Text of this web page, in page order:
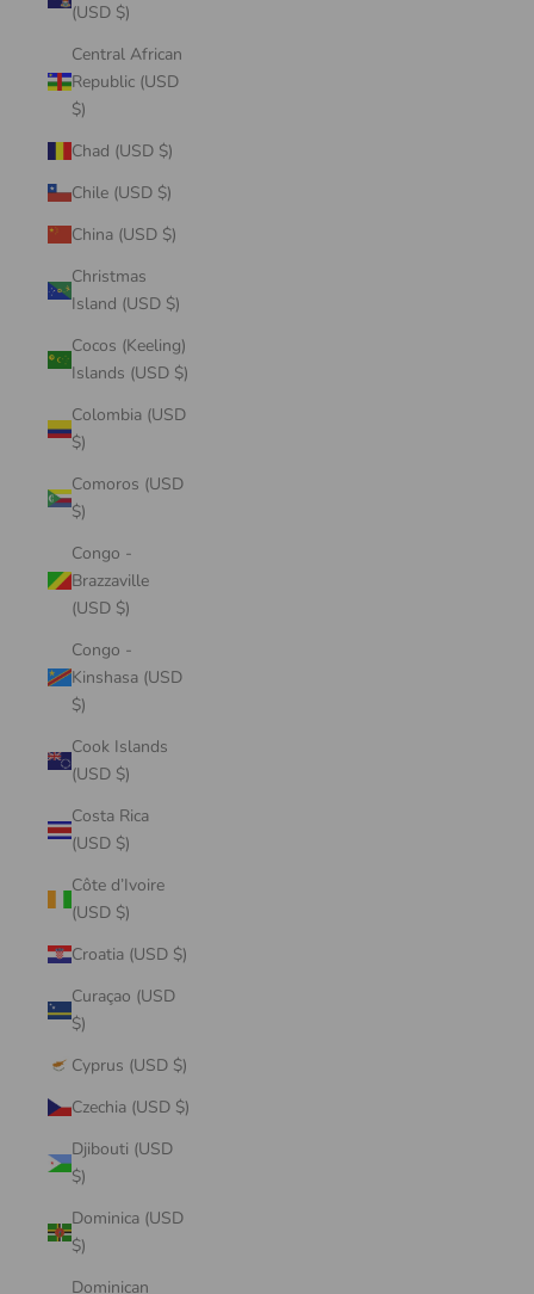
(USD $)
Central African
Republic (USD
$)
Chad (USD $)
Chile (USD $)
China (USD $)
Christmas
Island (USD $)
Cocos (Keeling)
Islands (USD $)
Colombia (USD
$)
Comoros (USD
$)
Congo -
Brazzaville
(USD $)
Congo -
Kinshasa (USD
$)
Cook Islands
(USD $)
Costa Rica
(USD $)
Côte d’Ivoire
(USD $)
Croatia (USD $)
Curaçao (USD
$)
Cyprus (USD $)
Czechia (USD $)
Djibouti (USD
$)
Dominica (USD
$)
Dominican